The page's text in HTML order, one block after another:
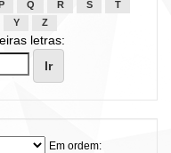
P Q R S
T
Y Z
letras:
Em ordem: